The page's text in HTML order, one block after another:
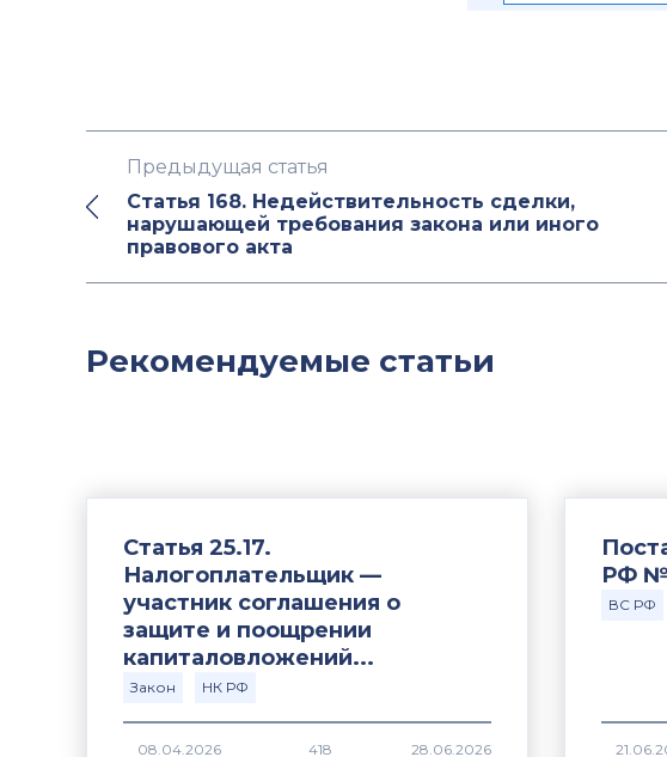
Предыдущая статья
Статья 168. Недействительность сделки,
нарушающей требования закона или иного
правового акта
Рекомендуемые статьи
Статья 25.17.
Налогоплательщик —
участник соглашения о
защите и поощрении
капиталовложений...
Закон НК РФ
418
РФ
ВС РФ